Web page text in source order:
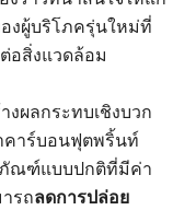
งผู้บริโภครุ่นใหม่ที่
อสิ่งแวดล้อม
ผลกระทบเชิงบวก
คาร์บอนฟุตพริ้นท์
ณฑ์แบบปกติที่มีค่า
รถลดการปล่อย